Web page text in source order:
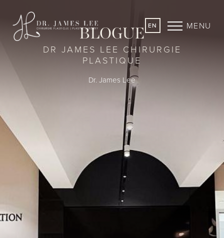
EN MENU
BLOGUE
DR JAMES LEE CHIRURGIE
PLASTIQUE
Dr. James Lee